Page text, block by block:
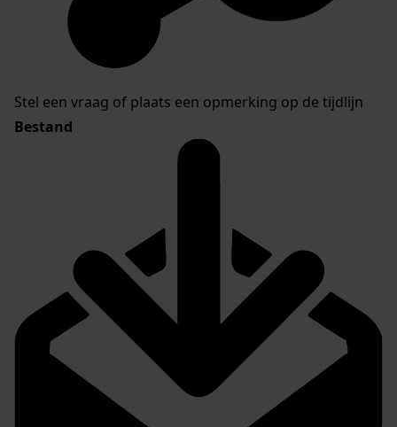
Stel een vraag of plaats een opmerking op de tijdlijn
Bestand